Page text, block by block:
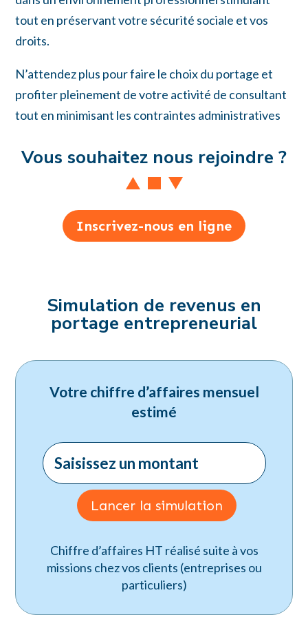
tout en préservant votre sécurité sociale et vos
droits.
N’attendez plus pour faire le choix du portage et
profiter pleinement de votre activité de consultant
tout en minimisant les contraintes administratives
Vous souhaitez nous rejoindre ?
Inscrivez-nous en ligne
Simulation de revenus en
portage entrepreneurial
Votre chiffre d’affaires mensuel
estimé
Lancer la simulation
Chiffre d’affaires HT réalisé suite à vos
missions chez vos clients (entreprises ou
particuliers)